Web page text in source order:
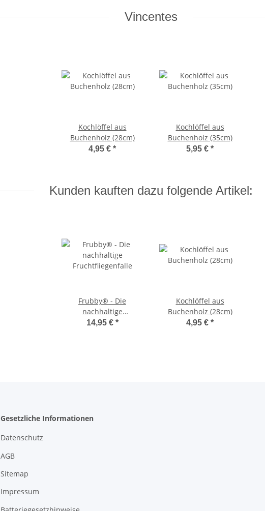
Vincentes
Kochlöffel aus
Buchenholz (28cm)
4,95 € *
Kochlöffel aus
Buchenholz (35cm)
5,95 € *
Kunden kauften dazu folgende Artikel:
Frubby® - Die
nachhaltige
Fruchtfliegenfalle
14,95 € *
Kochlöffel aus
Buchenholz (28cm)
4,95 € *
Gesetzliche Informationen
Datenschutz
AGB
Sitemap
Impressum